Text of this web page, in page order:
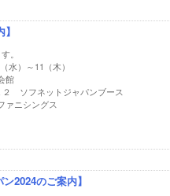
。
）～11（木）
館
ソフネットジャパンブース
ニシングス
2024のご案内】